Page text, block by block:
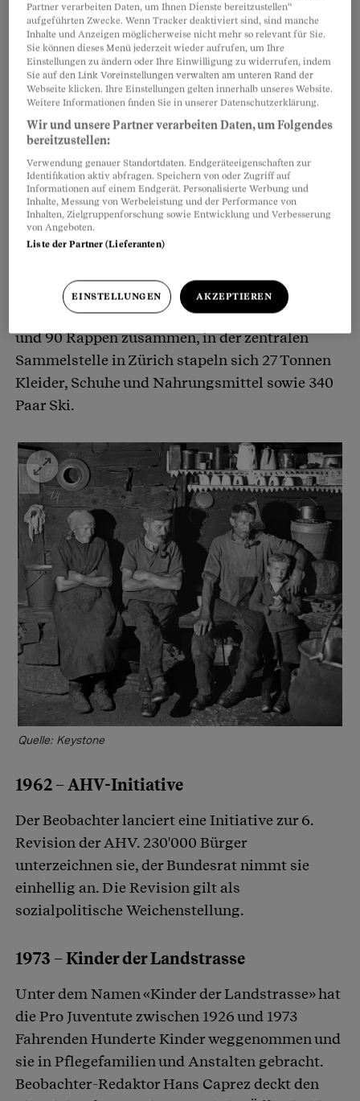
Familien der Bergregionen leben müssen.
Unterstützt von Pro Juventute, ruft er zu Sach-
und Geldspenden auf.
In knapp drei Monaten kommen 51'113 Franken
und 90 Rappen zusammen, in der zentralen
Sammelstelle in Zürich stapeln sich 27 Tonnen
Kleider, Schuhe und Nahrungsmittel sowie 340
Paar Ski.
Quelle: Keystone
1962 – AHV-Initiative
Der Beobachter lanciert eine Initiative zur 6.
Revision der AHV. 230'000 Bürger
unterzeichnen sie, der Bundesrat nimmt sie
einhellig an. Die Revision gilt als
sozialpolitische Weichenstellung.
1973 – Kinder der Landstrasse
Unter dem Namen «Kinder der Landstrasse» hat
die Pro Juventute zwischen 1926 und 1973
Fahrenden Hunderte Kinder weggenommen und
sie in Pflegefamilien und Anstalten gebracht.
Beobachter-Redaktor Hans Caprez deckt den
Partner verarbeiten Daten, um Ihnen Dienste bereitzustellen“
aufgeführten Zwecke. Wenn Tracker deaktiviert sind, sind manche
Inhalte und Anzeigen möglicherweise nicht mehr so relevant für Sie.
Sie können dieses Menü jederzeit wieder aufrufen, um Ihre
Einstellungen zu ändern oder Ihre Einwilligung zu widerrufen, indem
Sie auf den Link Voreinstellungen verwalten am unteren Rand der
Webseite klicken. Ihre Einstellungen gelten innerhalb unseres Website.
Weitere Informationen finden Sie in unserer Datenschutzerklärung.
Wir und unsere Partner verarbeiten Daten, um Folgendes
bereitzustellen:
Verwendung genauer Standortdaten. Endgeräteeigenschaften zur
Identifikation aktiv abfragen. Speichern von oder Zugriff auf
Informationen auf einem Endgerät. Personalisierte Werbung und
Inhalte, Messung von Werbeleistung und der Performance von
Inhalten, Zielgruppenforschung sowie Entwicklung und Verbesserung
von Angeboten.
Liste der Partner (Lieferanten)
EINSTELLUNGEN AKZEPTIEREN